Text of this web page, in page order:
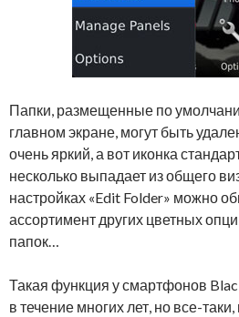
Папки, размещенные по
главном экране, могут быть
очень яркий, а вот иконка
несколько выпадает из общего
настройках «Edit Folder» можно
ассортимент других цветных
папок…
Такая функция у смартфонов
в течение многих лет, но все-